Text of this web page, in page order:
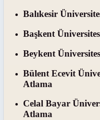
Balıkesir
Başkent
Beykent
Bülent Ecevit
Atlama
Celal Bayar
Atlama